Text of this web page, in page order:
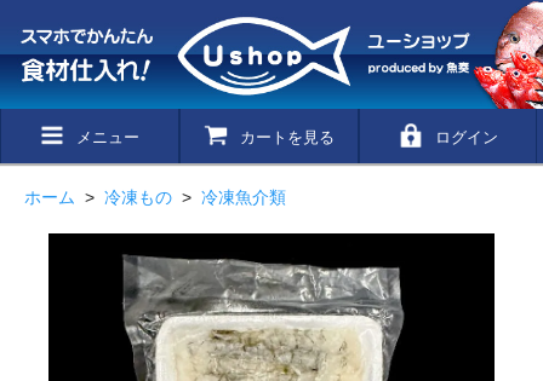
メニュー カートを見る ログイン
ホーム > 冷凍もの > 冷凍魚介類